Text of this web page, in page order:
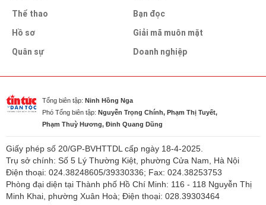
Thể thao
Hồ sơ
Quân sự
Bạn đọc
Giải mã muôn mặt
Doanh nghiệp
Tổng biên tập: Ninh Hồng Nga
Phó Tổng biên tập: Nguyễn Trọng Chính, Phạm Thị Tuyết,
Phạm Thuỳ Hương, Đinh Quang Dũng
Giấy phép số 20/GP-BVHTTDL cấp ngày 18-4-2025.
Trụ sở chính: Số 5 Lý Thường Kiệt, phường Cửa Nam, Hà Nội
Điện thoại: 024.38248605/39330336; Fax: 024.38253753
Phòng đại diện tại Thành phố Hồ Chí Minh: 116 - 118 Nguyễn Thị
Minh Khai, phường Xuân Hoà; Điện thoại: 028.39303464